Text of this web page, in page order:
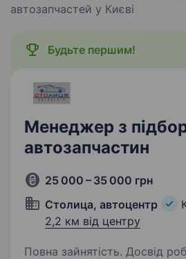
автозапчастей у Києві
Будьте першим!
Менеджер з
автозапчастин
25 000 – 35 000 грн
Столица, автоцентр
2,2 км від центру
Повна зайнятість. Досвід